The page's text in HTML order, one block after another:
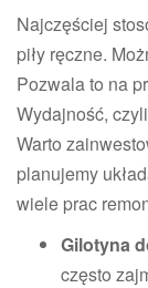
Najczęściej
piły ręczne.
Pozwala to na
Wydajność,
Warto
planujemy
wiele prac
Gilotyna
często